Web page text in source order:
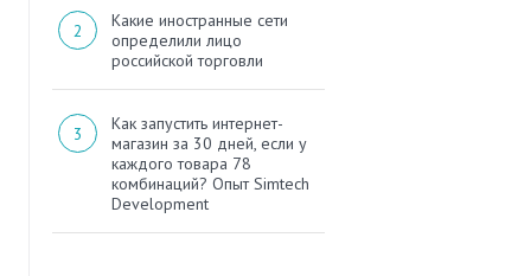
Какие иностранные сети
определили лицо
российской торговли
Как запустить интернет-
магазин за 30 дней, если у
каждого товара 78
комбинаций? Опыт Simtech
Development